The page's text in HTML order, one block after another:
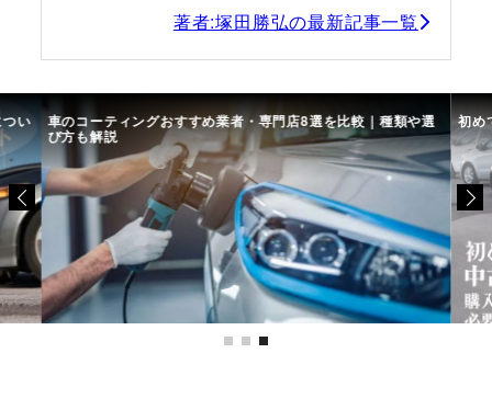
著者:塚田勝弘の最新記事一覧
い 車のコーティングおすすめ業者・専門店8選を比較｜種類や選
び方も解説
初め